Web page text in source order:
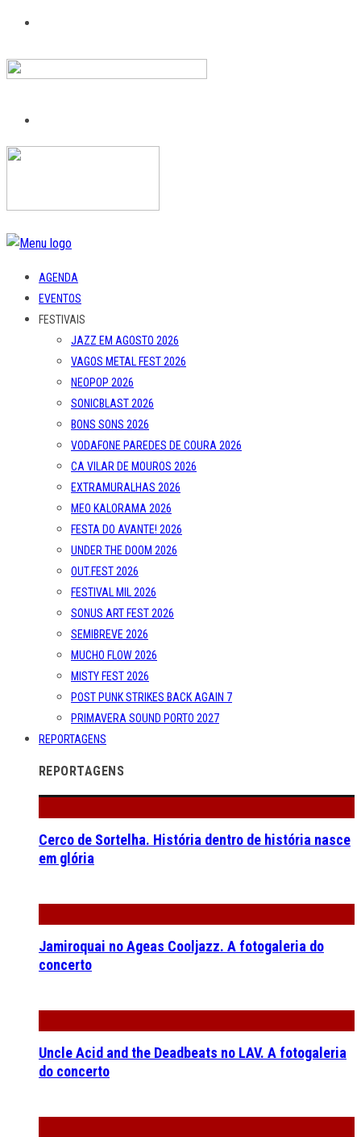
AGENDA
EVENTOS
FESTIVAIS
JAZZ EM AGOSTO 2026
VAGOS METAL FEST 2026
NEOPOP 2026
SONICBLAST 2026
BONS SONS 2026
VODAFONE PAREDES DE COURA 2026
CA VILAR DE MOUROS 2026
EXTRAMURALHAS 2026
MEO KALORAMA 2026
FESTA DO AVANTE! 2026
UNDER THE DOOM 2026
OUT.FEST 2026
FESTIVAL MIL 2026
SONUS ART FEST 2026
SEMIBREVE 2026
MUCHO FLOW 2026
MISTY FEST 2026
POST PUNK STRIKES BACK AGAIN 7
PRIMAVERA SOUND PORTO 2027
REPORTAGENS
REPORTAGENS
Cerco de Sortelha. História dentro de história nasce
em glória
Jamiroquai no Ageas Cooljazz. A fotogaleria do
concerto
Uncle Acid and the Deadbeats no LAV. A fotogaleria
do concerto